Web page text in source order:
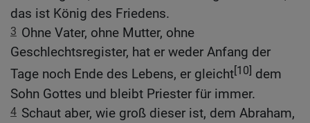
das ist König des Friedens.
3 Ohne Vater, ohne Mutter, ohne
Geschlechtsregister, hat er weder Anfang der
Tage noch Ende des Lebens, er gleicht[10] dem
Sohn Gottes und bleibt Priester für immer.
4 Schaut aber, wie groß dieser ist, dem Abraham,